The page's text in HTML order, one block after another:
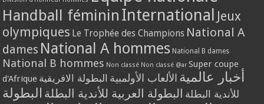
Handball féminin International Jeux
olympiques Le Trophée des Champions National A
dames National A hommes National B dames
National B hommes Non classé Non classé @ar Super coupe
d'Afrique
أخبار عالمية الألعاب الأولمبية البطولة الافريقية
للأندية البطلة البطولة العربية للأندية البطلة البطولة